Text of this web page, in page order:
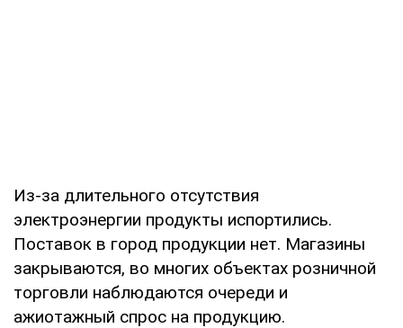
Из-за длительного отсутствия
электроэнергии продукты испортились.
Поставок в город продукции нет. Магазины
закрываются, во многих объектах розничной
торговли наблюдаются очереди и
ажиотажный спрос на продукцию.